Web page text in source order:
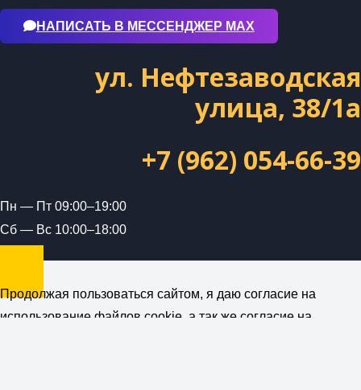
НАПИСАТЬ В МЕССЕНДЖЕР МАХ
ул. Нефтезаводская
улица, 38/1а
+7 (962) 054-66-39
Пн — Пт 09:00–19:00
Сб — Вс 10:00–18:00
Продолжая пользоваться сайтом, я даю согласие на
использование файлов cookie, а так же согласие на